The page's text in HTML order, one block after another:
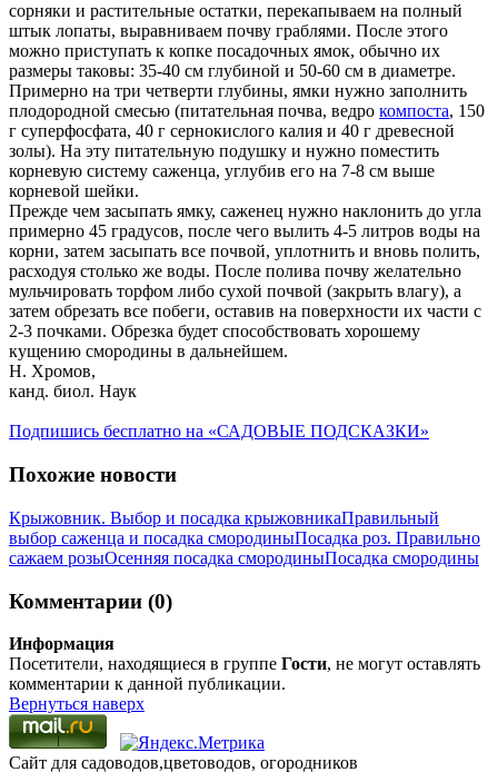
сорняки и растительные остатки, перекапываем на полный
штык лопаты, выравниваем почву граблями. После этого
можно приступать к копке посадочных ямок, обычно их
размеры таковы: 35-40 см глубиной и 50-60 см в диаметре.
Примерно на три четверти глубины, ямки нужно заполнить
плодородной смесью (питательная почва, ведро компоста, 150
г суперфосфата, 40 г сернокислого калия и 40 г древесной
золы). На эту питательную подушку и нужно поместить
корневую систему саженца, углубив его на 7-8 см выше
корневой шейки.
Прежде чем засыпать ямку, саженец нужно наклонить до угла
примерно 45 градусов, после чего вылить 4-5 литров воды на
корни, затем засыпать все почвой, уплотнить и вновь полить,
расходуя столько же воды. После полива почву желательно
мульчировать торфом либо сухой почвой (закрыть влагу), а
затем обрезать все побеги, оставив на поверхности их части с
2-3 почками. Обрезка будет способствовать хорошему
кущению смородины в дальнейшем.
Н. Хромов,
канд. биол. Наук
Подпишись бесплатно на «САДОВЫЕ ПОДСКАЗКИ»
Похожие новости
Крыжовник. Выбор и посадка крыжовникаПравильный
выбор саженца и посадка смородиныПосадка роз. Правильно
сажаем розыОсенняя посадка смородиныПосадка смородины
Комментарии (0)
Информация
Посетители, находящиеся в группе Гости, не могут оставлять
комментарии к данной публикации.
Вернуться наверх
Сайт для садоводов,цветоводов, огородников